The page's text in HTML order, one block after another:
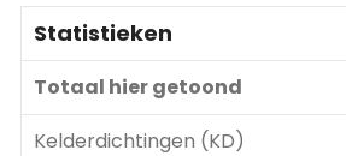
Statistieken
Totaal hier getoond
Kelderdichtingen (KD)